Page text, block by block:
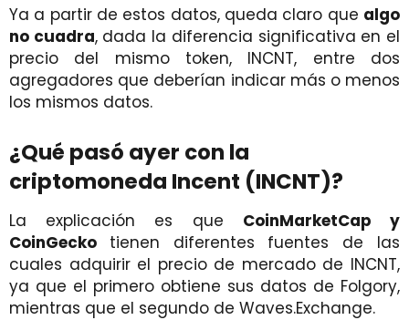
Ya a partir de estos datos, queda claro que algo
no cuadra, dada la diferencia significativa en el
precio del mismo token, INCNT, entre dos
agregadores que deberían indicar más o menos
los mismos datos.
¿Qué pasó ayer con la
criptomoneda Incent (INCNT)?
La explicación es que CoinMarketCap y
CoinGecko tienen diferentes fuentes de las
cuales adquirir el precio de mercado de INCNT,
ya que el primero obtiene sus datos de Folgory,
mientras que el segundo de Waves.Exchange.